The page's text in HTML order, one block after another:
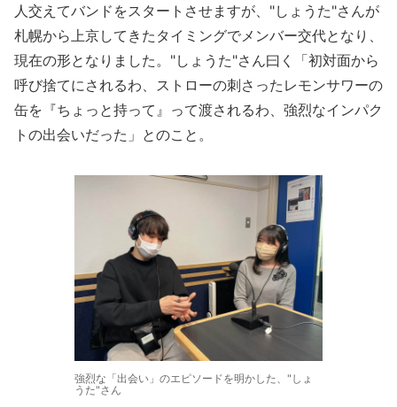
人交えてバンドをスタートさせますが、"しょうた"さんが
札幌から上京してきたタイミングでメンバー交代となり、
現在の形となりました。"しょうた"さん曰く「初対面から
呼び捨てにされるわ、ストローの刺さったレモンサワーの
缶を『ちょっと持って』って渡されるわ、強烈なインパク
トの出会いだった」とのこと。
強烈な「出会い」のエピソードを明かした、"しょ
うた"さん